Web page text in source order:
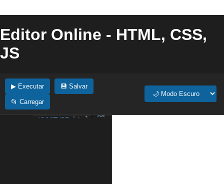
Editor Online - HTML, CSS,
JS
▶ Executar 💾 Salvar
📂 Carregar
<!DOCTYPE html